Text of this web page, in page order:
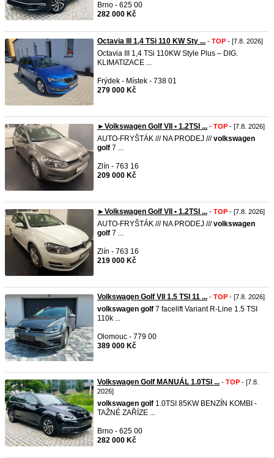
Brno - 625 00
282 000 Kč
Octavia III 1,4 TSi 110 KW Sty ... - TOP - [7.8. 2026]
Octavia III 1,4 TSi 110KW Style Plus – DIG.
KLIMATIZACE ...
Frýdek - Místek - 738 01
279 000 Kč
►Volkswagen Golf VII • 1.2TSI ... - TOP - [7.8. 2026]
AUTO-FRYŠTÁK /// NA PRODEJ ///volkswagen
golf 7 ...
Zlín - 763 16
209 000 Kč
►Volkswagen Golf VII • 1.2TSI ... - TOP - [7.8. 2026]
AUTO-FRYŠTÁK /// NA PRODEJ ///volkswagen
golf 7 ...
Zlín - 763 16
219 000 Kč
Volkswagen Golf VII 1.5 TSI 11 ... - TOP - [7.8. 2026]
volkswagen golf 7 facelift Variant R-Line 1.5 TSI
110k ...
Olomouc - 779 00
389 000 Kč
Volkswagen Golf MANUÁL 1.0TSI ... - TOP - [7.8.
2026]
volkswagen golf 1.0TSI 85KW BENZÍN KOMBI -
TAŽNÉ ZAŘÍZE ...
Brno - 625 00
282 000 Kč